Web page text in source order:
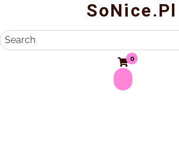
content
SoNice.pl
Search
0